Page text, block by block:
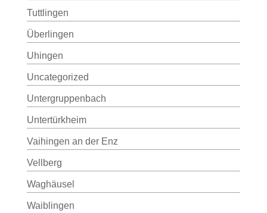
Tuttlingen
Überlingen
Uhingen
Uncategorized
Untergruppenbach
Untertürkheim
Vaihingen an der Enz
Vellberg
Waghäusel
Waiblingen